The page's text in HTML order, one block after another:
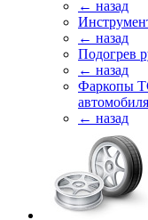
← назад
← назад
Подогрев
← назад
Фаркопы
автомобиля
← назад